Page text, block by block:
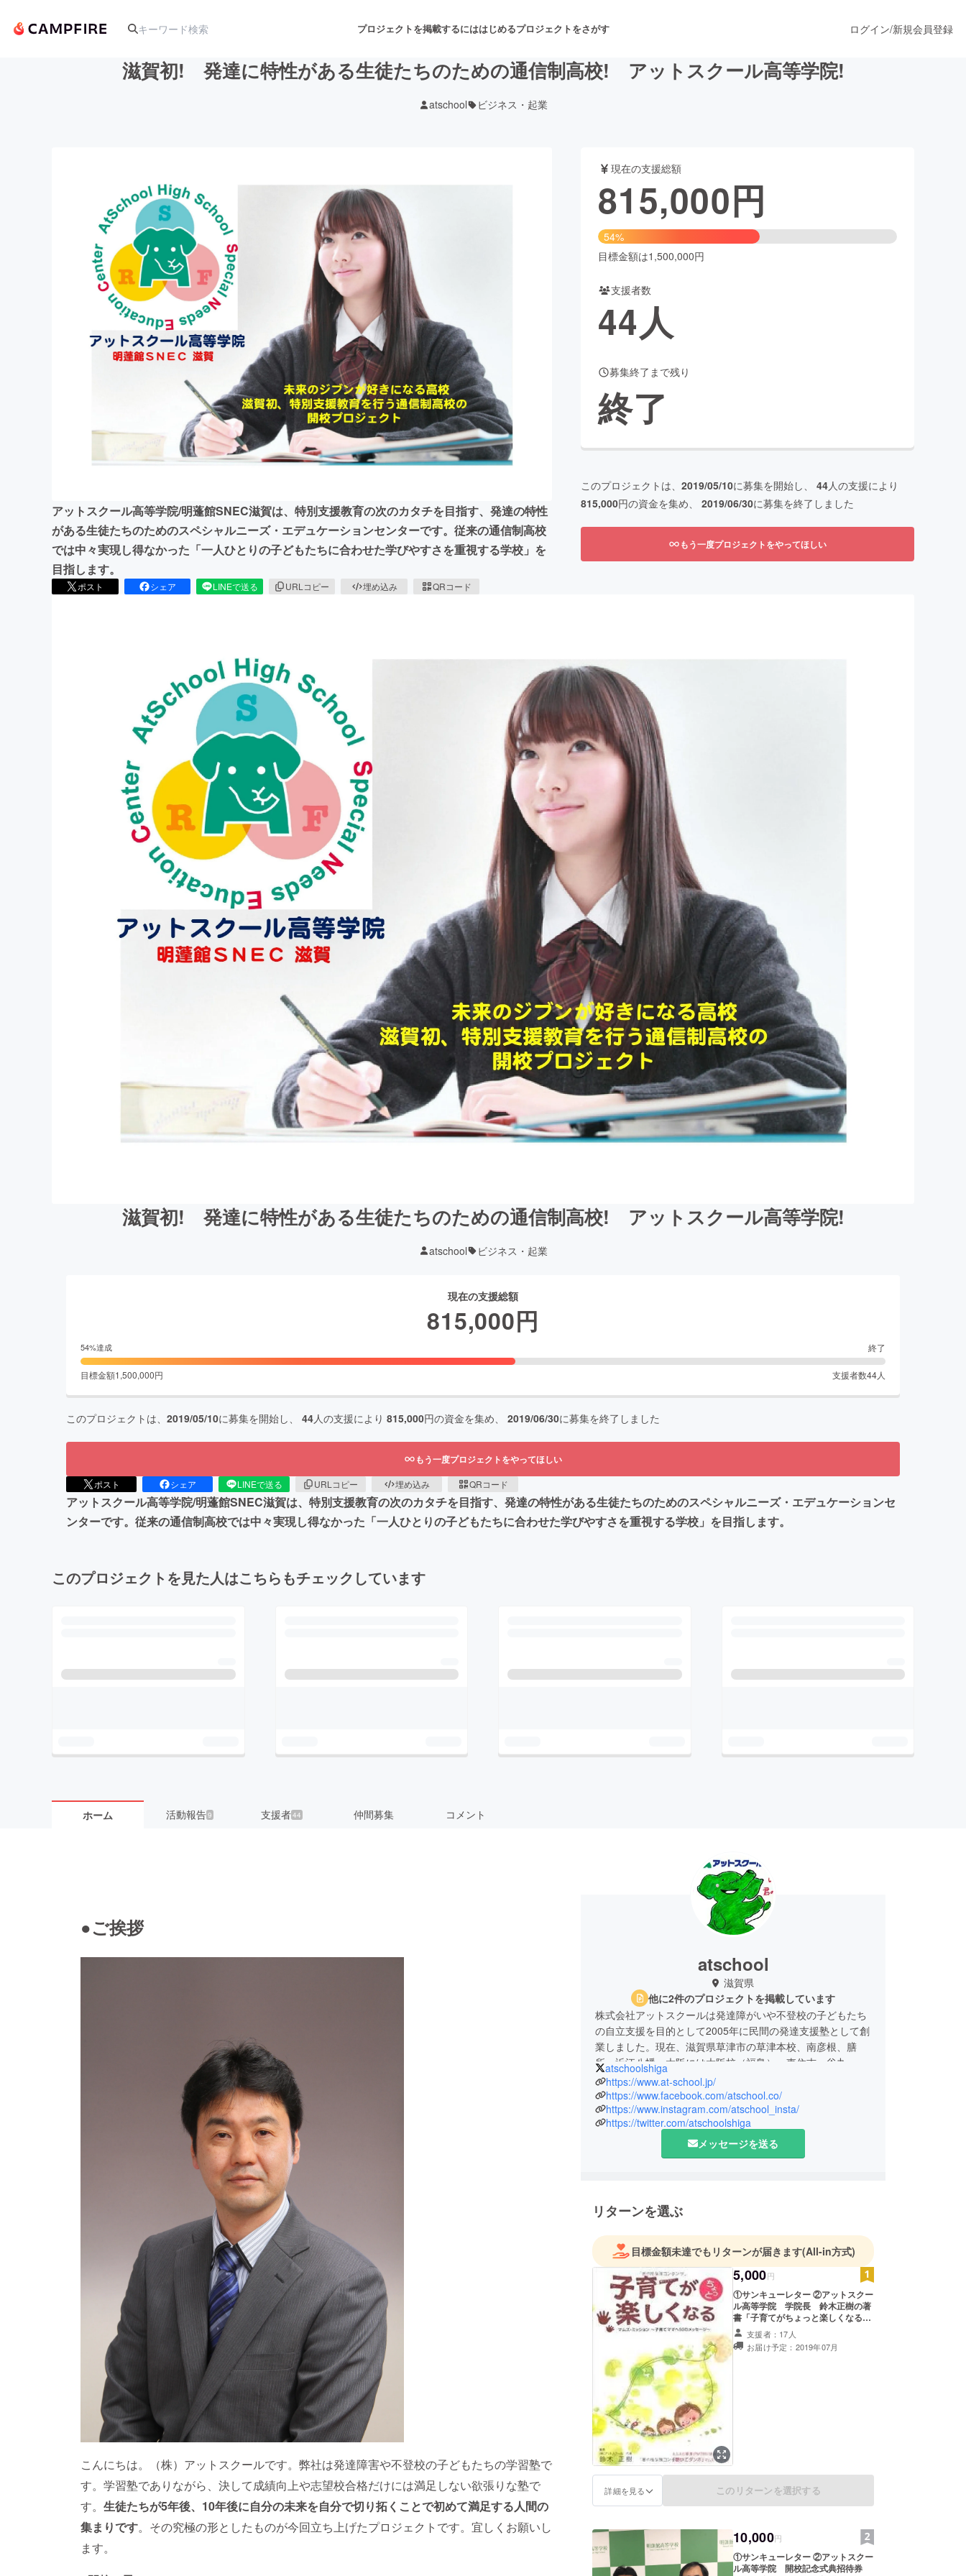
プロジェクトを掲載するにははじめるプロジェクトをさがす
舞台・パフォーマンス
テクノロジー・ガジェット ゲーム・サービス開発 ファッション
映像・映画 書籍・雑誌出版
ビジネス・起業 チャレンジ ビューティー・ヘルスケア
まちづくり・地域活性化
CAMPFIRE for Social Good
CAMPFIREふるさと納税machi-ya
ログイン/新規会員登録
滋賀初! 発達に特性がある生徒たちのための通信制高校! アットスクール高等学院!
atschool ビジネス・起業
アットスクール高等学院/明蓬館SNEC滋賀は、特別支援教育の次のカタチを目指す、発達の特性
がある生徒たちのためのスペシャルニーズ・エデュケーションセンターです。従来の通信制高校
では中々実現し得なかった「一人ひとりの子どもたちに合わせた学びやすさを重視する学校」を
目指します。
ポスト シェア LINEで送る URLコピー 埋め込み QRコード
現在の支援総額
815,000円
54%
目標金額は1,500,000円
支援者数
44人
募集終了まで残り
終了
このプロジェクトは、 2019/05/10に募集を開始し、 44人の支援により
815,000円の資金を集め、 2019/06/30に募集を終了しました
もう一度プロジェクトをやってほしい
滋賀初! 発達に特性がある生徒たちのための通信制高校! アットスクール高等学院!
atschool ビジネス・起業
現在の支援総額
815,000円
54%達成 終了
目標金額1,500,000円 支援者数44人
このプロジェクトは、 2019/05/10に募集を開始し、 44人の支援により 815,000円の資金を集め、 2019/06/30に募集を終了しました
もう一度プロジェクトをやってほしい
ポスト シェア LINEで送る URLコピー 埋め込み QRコード
アットスクール高等学院/明蓬館SNEC滋賀は、特別支援教育の次のカタチを目指す、発達の特性がある生徒たちのためのスペシャルニーズ・エデュケーションセ
ンターです。従来の通信制高校では中々実現し得なかった「一人ひとりの子どもたちに合わせた学びやすさを重視する学校」を目指します。
このプロジェクトを見た人はこちらもチェックしています
ホーム 活動報告9 支援者44 仲間募集 コメント
●ご挨拶
こんにちは。（株）アットスクールです。弊社は発達障害や不登校の子どもたちの学習塾で
す。学習塾でありながら、決して成績向上や志望校合格だけには満足しない欲張りな塾で
す。 生徒たちが5年後、10年後に自分の未来を自分で切り拓くことで初めて満足する人間の
集まりです。その究極の形としたものが今回立ち上げたプロジェクトです。宜しくお願いし
ます。
atschool
滋賀県
他に2件のプロジェクトを掲載しています
株式会社アットスクールは発達障がいや不登校の子どもたち
の自立支援を目的として2005年に民間の発達支援塾として創
業しました。現在、滋賀県草津市の草津本校、南彦根、膳
所、近江八幡、大阪には大阪校（福島）、東住吉、谷九、姫
路、長岡京、春日井にパートナー教室を構え、地域密着型で
幼児から高校生を対象として学習支援や発達支援を行ってお
ります。
また、2019年には明蓬館高等学校（内閣府認定特区高等学校
【全国広域通信制】）と教育提携によって、特別支援を必要
全国各地で教育セミナーや指導員養成研修（スペシャルニー
ズサポーター養成）などを開催し、微力ながら発達障害の理
解や啓発、指導者養成を行っております。
各地域や機関とのネットワークを生かし、民間リソースとし
て連携を図りながら、子どもたちの自立支援を行っておりま
atschoolshiga
https://www.at-school.jp/
https://www.facebook.com/atschool.co/
https://www.instagram.com/atschool_insta/
https://twitter.com/atschoolshiga
メッセージを送る
リターンを選ぶ
目標金額未達でもリターンが届きます(All-in方式)
5,000円
①サンキューレター ②アットスクー
ル高等学院 学院長 鈴木正樹の著
書「子育てがちょっと楽しくなる」
を提供支援者：17人
お届け予定：2019年07月
詳細を見る このリターンを選択する
10,000円
①サンキューレター ②アットスクー
ル高等学院 開校記念式典招待券